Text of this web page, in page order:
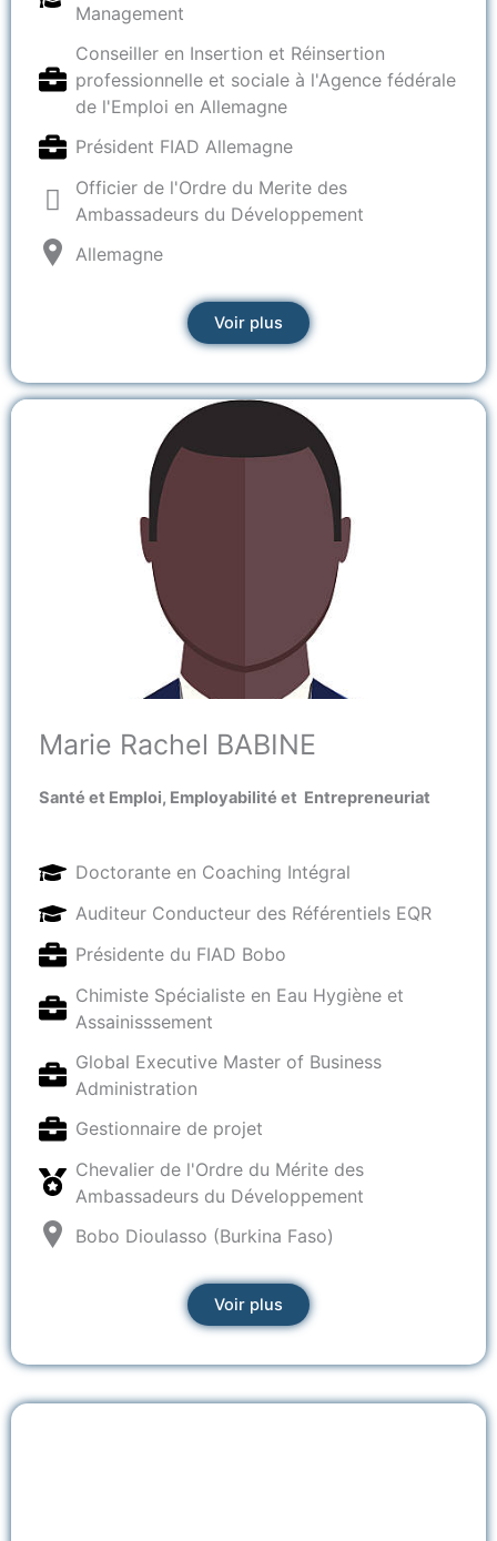
Management
Conseiller en Insertion et Réinsertion
professionnelle et sociale à l'Agence fédérale
de l'Emploi en Allemagne
Président FIAD Allemagne
Officier de l'Ordre du Merite des
Ambassadeurs du Développement
Allemagne
Voir plus
Marie Rachel BABINE
Santé et Emploi, Employabilité et Entrepreneuriat
Doctorante en Coaching Intégral
Auditeur Conducteur des Référentiels EQR
Présidente du FIAD Bobo
Chimiste Spécialiste en Eau Hygiène et
Assainisssement
Global Executive Master of Business
Administration
Gestionnaire de projet
Chevalier de l'Ordre du Mérite des
Ambassadeurs du Développement
Bobo Dioulasso (Burkina Faso)
Voir plus